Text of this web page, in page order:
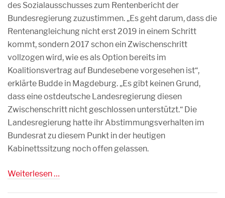
des Sozialausschusses zum Rentenbericht der
Bundesregierung zuzustimmen. „Es geht darum, dass die
Rentenangleichung nicht erst 2019 in einem Schritt
kommt, sondern 2017 schon ein Zwischenschritt
vollzogen wird, wie es als Option bereits im
Koalitionsvertrag auf Bundesebene vorgesehen ist“,
erklärte Budde in Magdeburg. „Es gibt keinen Grund,
dass eine ostdeutsche Landesregierung diesen
Zwischenschritt nicht geschlossen unterstützt.“ Die
Landesregierung hatte ihr Abstimmungsverhalten im
Bundesrat zu diesem Punkt in der heutigen
Kabinettssitzung noch offen gelassen.
Weiterlesen …